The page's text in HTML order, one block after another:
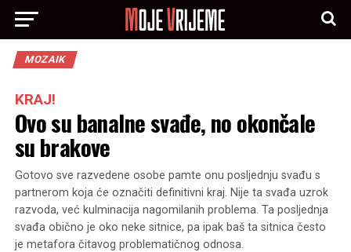
MOZAIK
KRAJ!
Ovo su banalne svađe, no okončale
su brakove
Gotovo sve razvedene osobe pamte onu posljednju svađu s
partnerom koja će označiti definitivni kraj. Nije ta svađa uzrok
razvoda, već kulminacija nagomilanih problema. Ta posljednja
svađa obično je oko neke sitnice, pa ipak baš ta sitnica često
je metafora čitavog problematičnog odnosa.